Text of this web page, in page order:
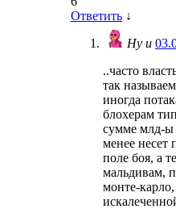
Ответить ↓
Ну и
..часто
так
иногда
блохерам
сумме млд-ы
менее несет
поле боя, а
мальдивам,
монте-